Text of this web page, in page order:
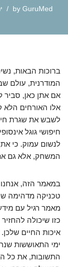
by GuruMed
ברוכות הבאות,
המודרנית, עולם
אם אתן כאן, סביר
אלו האורחים הלא
לשבש את שגרת
חיפושי גוגל
לנשום עמוק. כי
המשחק, אלא גם את
במאמר הזה,
טכניקה מדהימה
מאמר רגיל עם
כזו שיכולה
איכות החיים שלכן.
ימי התאוששות
התשובות, את כל